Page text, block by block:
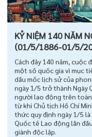
KỶ NIỆM 140 NĂM
(01/5/1886-01/5/
Cách đây 140 năm, cuộc
một số quốc gia vì mục
dấu mốc lịch sử của
ngày 1/5 trở thành Ngày
người lao động trên toàn
từ khi Chủ tịch Hồ Chí
thức quy định ngày 1/5 là
Quốc tế Lao động lần
giành độc lập.